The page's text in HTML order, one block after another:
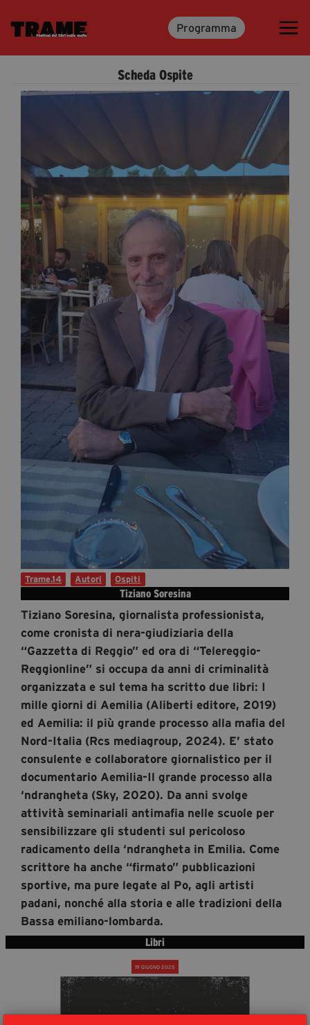
Programma
Trame.15
Media & Press
News & Kit
Accrediti Stampa
Cartella Stampa
Rassegna Stampa
Partecipa
Diventa Partner
Dona
Fondazione Trame
Chi Siamo
Civico Trame
#Trameascuola
Visioni Civiche
Mostra 3D - Visioni Civiche
Il Diritto di Essere
Archivio Storico
Contatti
segreteria@tramefestival.it
info@tramefestival.it
+39 346 954 4078
Scheda Ospite
Tiziano Soresina
Tiziano Soresina, giornalista professionista,
come cronista di nera-giudiziaria della
“Gazzetta di Reggio” ed ora di “Telereggio-
Reggionline” si occupa da anni di criminalità
organizzata e sul tema ha scritto due libri: I
mille giorni di Aemilia (Aliberti editore, 2019)
ed Aemilia: il più grande processo alla mafia del
Nord-Italia (Rcs mediagroup, 2024). E’ stato
consulente e collaboratore giornalistico per il
documentario Aemilia-Il grande processo alla
‘ndrangheta (Sky, 2020). Da anni svolge
attività seminariali antimafia nelle scuole per
sensibilizzare gli studenti sul pericoloso
radicamento della ‘ndrangheta in Emilia. Come
scrittore ha anche “firmato” pubblicazioni
sportive, ma pure legate al Po, agli artisti
padani, nonché alla storia e alle tradizioni della
Bassa emiliano-lombarda.
Trame.14 Autori Ospiti
Libri
19 GIUGNO 2025